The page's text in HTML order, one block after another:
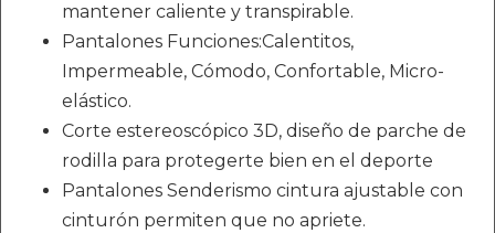
mantener caliente y transpirable.
Pantalones Funciones:Calentitos,
Impermeable, Cómodo, Confortable, Micro-
elástico.
Corte estereoscópico 3D, diseño de parche de
rodilla para protegerte bien en el deporte
Pantalones Senderismo cintura ajustable con
cinturón permiten que no apriete.